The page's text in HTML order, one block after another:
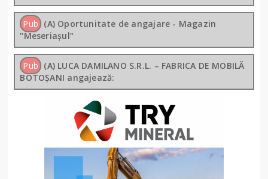
Pub (A) Oportunitate de angajare - Magazin
"Meseriașul"
Pub (A) LUCA DAMILANO S.R.L. – FABRICA DE MOBILĂ
BOTOȘANI angajează: